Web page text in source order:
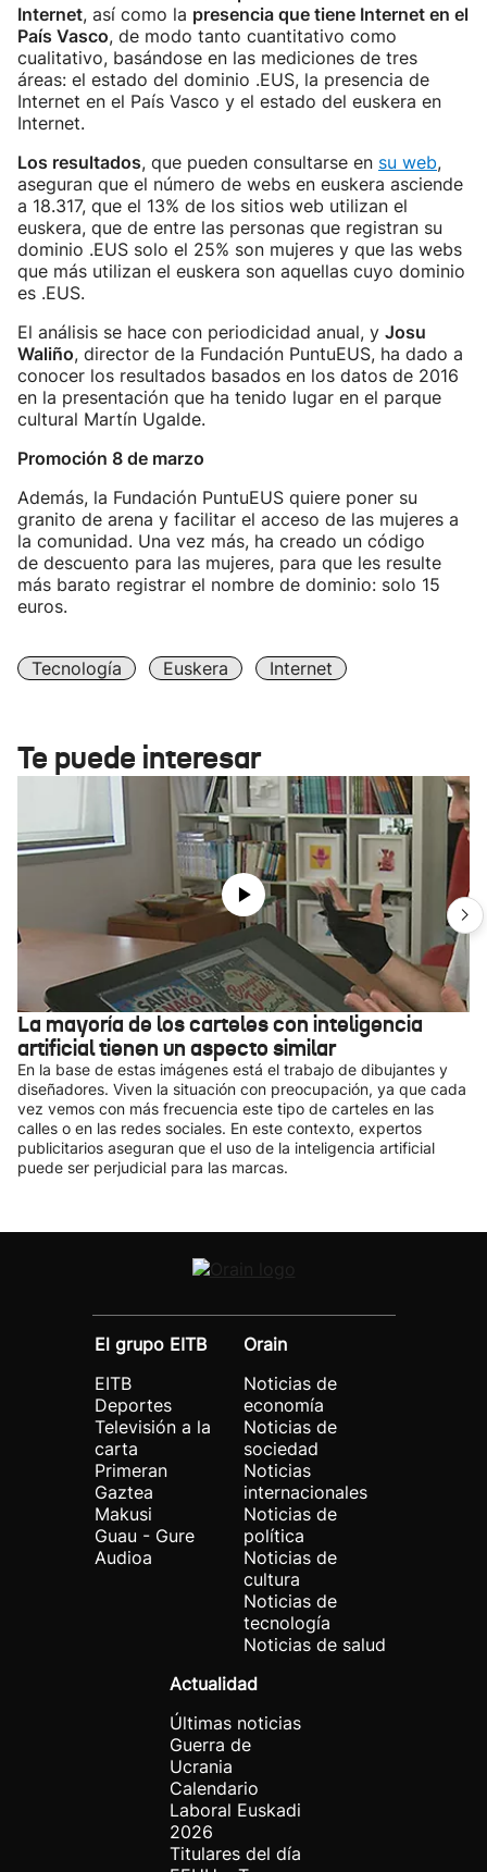
Internet, así como la presencia que tiene Internet en el
País Vasco, de modo tanto cuantitativo como
cualitativo, basándose en las mediciones de tres
áreas: el estado del dominio .EUS, la presencia de
Internet en el País Vasco y el estado del euskera en
Internet.
Los resultados, que pueden consultarse en su web,
aseguran que el número de webs en euskera asciende
a 18.317, que el 13% de los sitios web utilizan el
euskera, que de entre las personas que registran su
dominio .EUS solo el 25% son mujeres y que las webs
que más utilizan el euskera son aquellas cuyo dominio
es .EUS.
El análisis se hace con periodicidad anual, y Josu
Waliño, director de la Fundación PuntuEUS, ha dado a
conocer los resultados basados en los datos de 2016
en la presentación que ha tenido lugar en el parque
cultural Martín Ugalde.
Promoción 8 de marzo
Además, la Fundación PuntuEUS quiere poner su
granito de arena y facilitar el acceso de las mujeres a
la comunidad. Una vez más, ha creado un código
de descuento para las mujeres, para que les resulte
más barato registrar el nombre de dominio: solo 15
euros.
Tecnología Euskera Internet
Te puede interesar
La mayoría de los carteles con inteligencia
artificial tienen un aspecto similar
En la base de estas imágenes está el trabajo de dibujantes y
diseñadores. Viven la situación con preocupación, ya que cada
vez vemos con más frecuencia este tipo de carteles en las
calles o en las redes sociales. En este contexto, expertos
publicitarios aseguran que el uso de la inteligencia artificial
puede ser perjudicial para las marcas.
El grupo EITB
EITB
Deportes
Televisión a la
carta
Primeran
Gaztea
Makusi
Guau - Gure
Audioa
Orain
Noticias de
economía
Noticias de
sociedad
Noticias
internacionales
Noticias de
política
Noticias de
cultura
Noticias de
tecnología
Noticias de salud
Actualidad
Últimas noticias
Guerra de
Ucrania
Calendario
Laboral Euskadi
2026
Titulares del día